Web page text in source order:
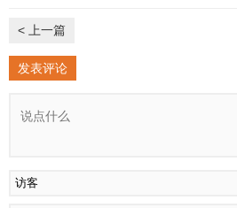
< 上一篇
发表评论